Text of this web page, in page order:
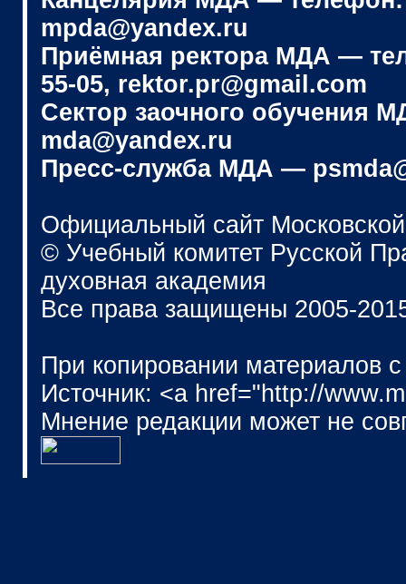
mpda@yandex.ru
Приёмная ректора МДА —
55-05, rektor.pr@gmail.com
Сектор заочного обучения
mda@yandex.ru
Пресс-служба МДА —
Официальный сайт
© Учебный комитет Русской
духовная академия
Все права защищены 2005-
При копировании материалов
Источник: <a href="http://
Мнение редакции может не